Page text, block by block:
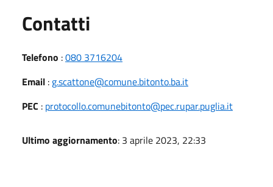
Contatti
Telefono :080 3716204
Email : g.scattone@comune.bitonto.ba.it
PEC : protocollo.comunebitonto@pec.rupar.puglia.it
Ultimo aggiornamento: 3 aprile 2023, 22:33